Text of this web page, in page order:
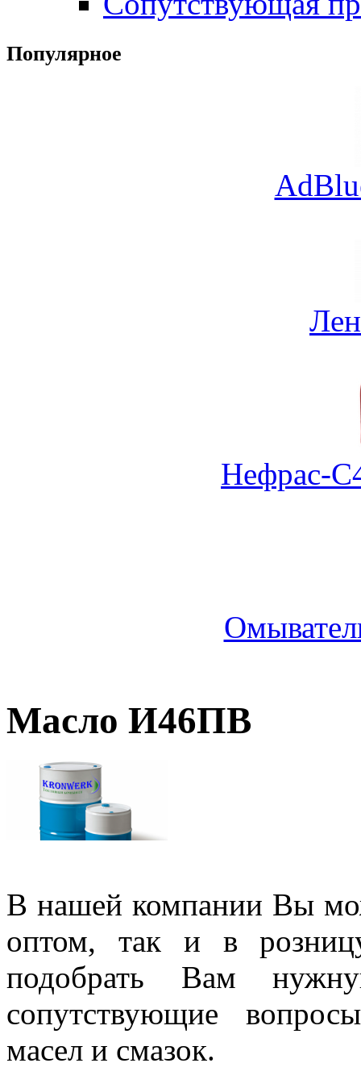
Популярное
Нефрас-
Масло И46ПВ
В нашей компании Вы
оптом, так и в
подобрать Вам
сопутствующие
масел и смазок.